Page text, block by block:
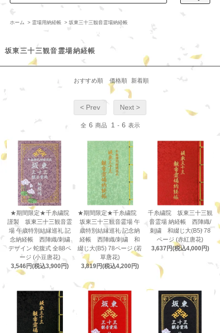
ホーム > 霊場用納経帳 > 坂東三十三観音霊場納経帳
坂東三十三観音霊場納経帳
おすすめ順 価格順 新着順
< Prev Next >
全 6 商品 1 - 6 表示
★期間限定★千糸繍院
謹製 坂東三十三観音霊
場 午歳特別結縁巡礼 記
念納経帳 西陣織/刺繍
デザイン 蛇腹式 全88ペ
ージ (小豆唐花)
3,546円(税込3,900円)
★期間限定★千糸繍院
坂東三十三観音霊場 午
歳特別結縁巡礼 記念納
経帳 西陣織/刺繍 和
綴じ大(B5) 78ページ (若
草唐花)
3,819円(税込4,200円)
千糸繍院 坂東三十三観
音霊場 納経帳 西陣織/
刺繍 和綴じ大(B5) 78
ページ (赤紅唐花)
3,637円(税込4,000円)